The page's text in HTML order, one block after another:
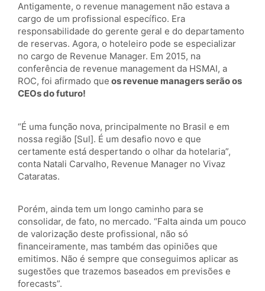
Antigamente, o revenue management não estava a
cargo de um profissional específico. Era
responsabilidade do gerente geral e do departamento
de reservas. Agora, o hoteleiro pode se especializar
no cargo de Revenue Manager. Em 2015, na
conferência de revenue management da HSMAI, a
ROC, foi afirmado que os revenue managers serão os
CEOs do futuro!
“É uma função nova, principalmente no Brasil e em
nossa região [Sul]. É um desafio novo e que
certamente está despertando o olhar da hotelaria”,
conta Natali Carvalho, Revenue Manager no Vivaz
Cataratas.
Porém, ainda tem um longo caminho para se
consolidar, de fato, no mercado. “Falta ainda um pouco
de valorização deste profissional, não só
financeiramente, mas também das opiniões que
emitimos. Não é sempre que conseguimos aplicar as
sugestões que trazemos baseados em previsões e
forecasts”.